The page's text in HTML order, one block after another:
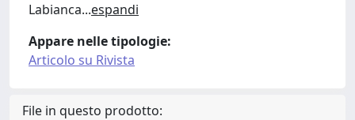
Labianca...espandi
Appare nelle tipologie:
Articolo su Rivista
File in questo prodotto: